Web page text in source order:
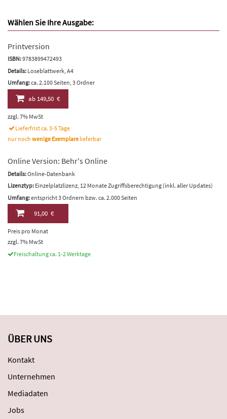
Wählen Sie Ihre Ausgabe:
Printversion
ISBN:9783899472493
Details: Loseblattwerk, A4
Umfang:ca. 2.100 Seiten, 3 Ordner
ab149,50 €
zzgl. 7% MwSt
Lieferfrist ca. 3-5 Tage
nur noch wenige Exemplare lieferbar
Online Version: Behr's Online
Details:Online-Datenbank
Lizenztyp: Einzelplatzlizenz, 12 Monate Zugriffsberechtigung (inkl. aller Updates)
Umfang:entspricht 3 Ordnern bzw. ca. 2.000 Seiten
91,00 €
Preis pro Monat
zzgl. 7% MwSt
Freischaltung ca. 1-2 Werktage
ÜBER UNS
Kontakt
Unternehmen
Mediadaten
Jobs